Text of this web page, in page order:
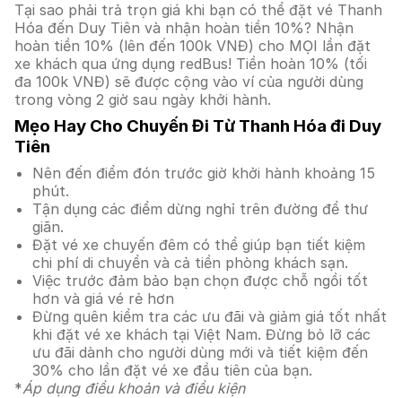
Tại sao phải trả trọn giá khi bạn có thể đặt vé Thanh
Hóa đến Duy Tiên và nhận hoàn tiền 10%? Nhận
hoàn tiền 10% (lên đến 100k VNĐ) cho MỌI lần đặt
xe khách qua ứng dụng redBus! Tiền hoàn 10% (tối
đa 100k VNĐ) sẽ được cộng vào ví của người dùng
trong vòng 2 giờ sau ngày khởi hành.
Mẹo Hay Cho Chuyến Đi Từ Thanh Hóa đi Duy
Tiên
Nên đến điểm đón trước giờ khởi hành khoảng 15
phút.
Tận dụng các điểm dừng nghỉ trên đường để thư
giãn.
Đặt vé xe chuyến đêm có thể giúp bạn tiết kiệm
chi phí di chuyển và cả tiền phòng khách sạn.
Việc trước đảm bảo bạn chọn được chỗ ngồi tốt
hơn và giá vé rẻ hơn
Đừng quên kiểm tra các ưu đãi và giảm giá tốt nhất
khi đặt vé xe khách tại Việt Nam. Đừng bỏ lỡ các
ưu đãi dành cho người dùng mới và tiết kiệm đến
30% cho lần đặt vé xe đầu tiên của bạn.
*Áp dụng điều khoản và điều kiện